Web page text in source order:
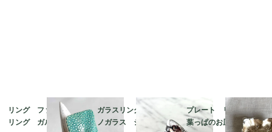
リング ファッション
リング ガルーシャ
ガラスリング ムラー
ノガラス シルバーベ
プレート リーフ型
葉っぱのお皿 WMF